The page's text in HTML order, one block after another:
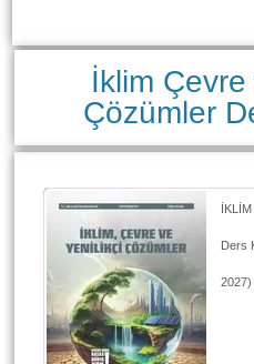
İklim
Çözümler
Ders
2027)